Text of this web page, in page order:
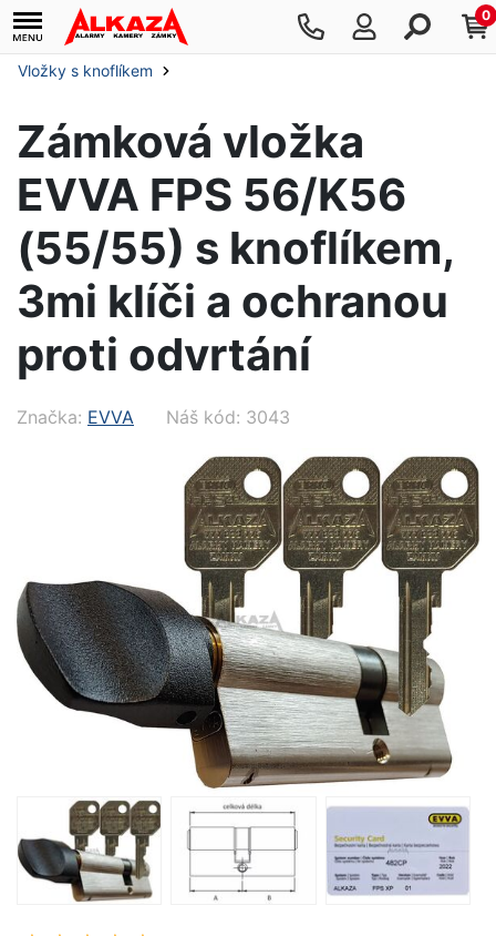
0
Vložky s knoflíkem
Zámková vložka
EVVA FPS 56/K56
(55/55) s knoflíkem,
3mi klíči a ochranou
proti odvrtání
Značka: EVVA Náš kód: 3043